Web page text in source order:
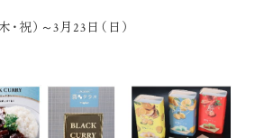
祝）～3月23日（日）